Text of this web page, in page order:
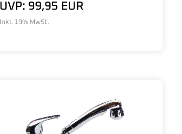
UVP: 99,95 EUR
Inkl. 19% MwSt.